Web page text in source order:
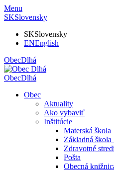
Menu
SKSlovensky
SKSlovensky
ENEnglish
ObecDlhá
ObecDlhá
Obec
Aktuality
Ako vybaviť
Inštitúcie
Materská škola
Základná škola
Zdravotné
Pošta
Obecná